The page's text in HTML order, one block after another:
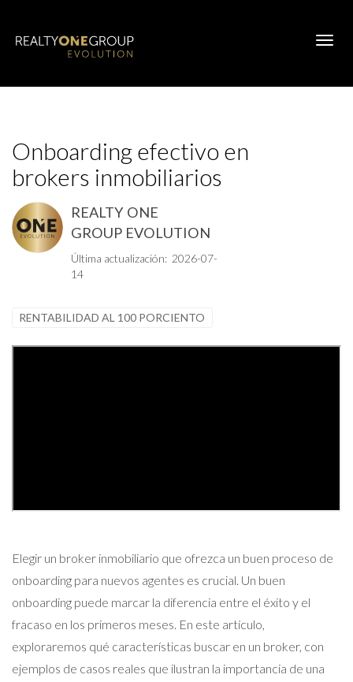
Onboarding efectivo en
brokers inmobiliarios
REALTY ONE
GROUP EVOLUTION
Última actualización: 2026-07-
14
RENTABILIDAD AL 100 PORCIENTO
Elegir un broker inmobiliario que ofrezca un buen proceso de
onboarding para nuevos agentes es crucial. Un buen
onboarding puede marcar la diferencia entre el éxito y el
fracaso en los primeros meses. En este artículo,
exploraremos qué características buscar en un broker, con
ejemplos de casos reales que ilustran la importancia de una